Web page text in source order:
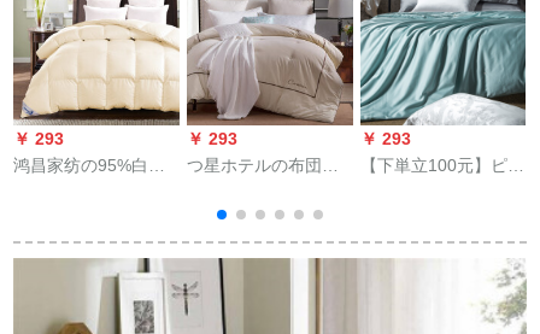
￥ 293
鸿昌家纺の95%白フ
ダルに厚く保温され
ます。冬布団は厚い
です。メ`カ`ド直営の
黄色180*220 cmでし
￥ 293
つ星ホテルの布団冬
ル200*230に厚く保温
されます。冬は芯シ
ャパ色220*240 cmで
す。
￥ 293
【下単立100元】ピル
モ-ル布団に厚い冬を
カエラ、芯のソバカ
スに200*230 cm【サ